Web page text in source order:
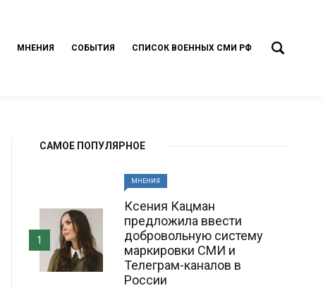
МНЕНИЯ СОБЫТИЯ СПИСОК ВОЕННЫХ СМИ РФ
САМОЕ ПОПУЛЯРНОЕ
МНЕНИЯ
Ксения Кацман
предложила ввести
добровольную систему
маркировки СМИ и
Телеграм-каналов в
России
1